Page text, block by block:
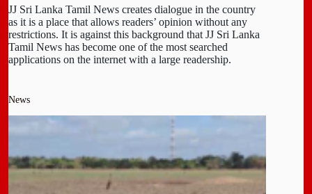
JJ Sri Lanka Tamil News creates dialogue in the country
as it is a place that allows readers’ opinion without any
restrictions. It is against this background that JJ Sri Lanka
Tamil News has become one of the most searched
applications on the internet with a large readership.
News